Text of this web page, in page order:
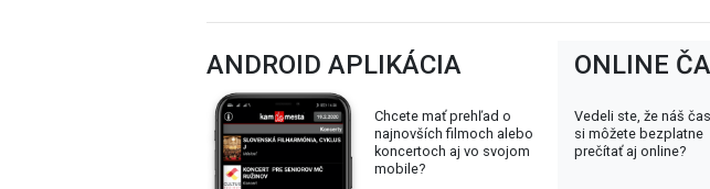
ANDROID APLIKÁCIA
Chcete mať prehľad o
najnovších filmoch alebo
koncertoch aj vo svojom
mobile?
ONLINE
Vedeli ste, že náš
si môžete bezplatne
prečítať aj online?